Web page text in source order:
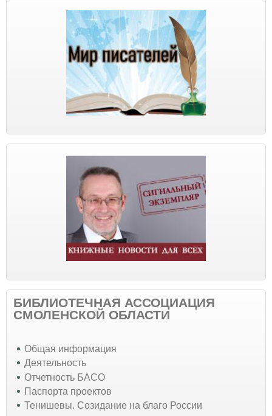
БИБЛИОТЕЧНАЯ АССОЦИАЦИЯ
СМОЛЕНСКОЙ ОБЛАСТИ
Общая информация
Деятельность
Отчетность БАСО
Паспорта проектов
Тенишевы. Созидание на благо России